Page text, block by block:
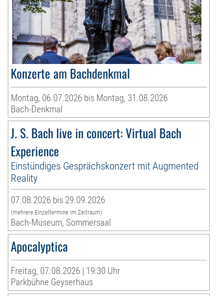
Konzerte am Bachdenkmal
Montag, 06.07.2026 bis Montag, 31.08.2026
Bach-Denkmal
J. S. Bach live in concert: Virtual Bach
Experience
Einstündiges Gesprächskonzert mit Augmented
Reality
07.08.2026 bis 29.09.2026
(mehrere Einzeltermine im Zeitraum)
Bach-Museum, Sommersaal
Apocalyptica
Freitag, 07.08.2026 | 19:30 Uhr
Parkbühne Geyserhaus